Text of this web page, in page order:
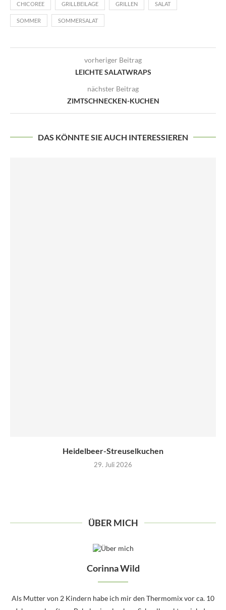
CHICOREE GRILLBEILAGE GRILLEN SALAT
SOMMER SOMMERSALAT
vorheriger Beitrag
LEICHTE SALATWRAPS
nächster Beitrag
ZIMTSCHNECKEN-KUCHEN
DAS KÖNNTE SIE AUCH INTERESSIEREN
Heidelbeer-Streuselkuchen
29. Juli 2026
ÜBER MICH
Corinna Wild
Als Mutter von 2 Kindern habe ich mir den Thermomix vor ca. 10